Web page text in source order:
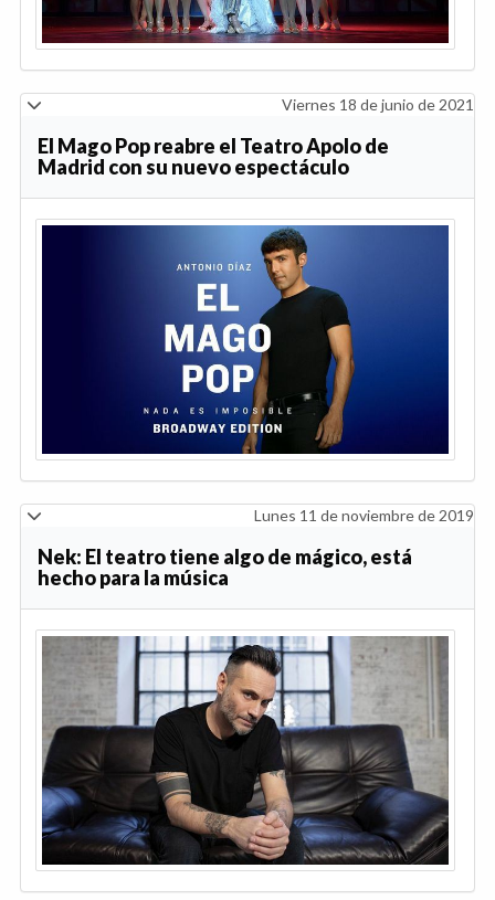
Viernes 18 de junio de 2021
El Mago Pop reabre el Teatro Apolo de
Madrid con su nuevo espectáculo
Lunes 11 de noviembre de 2019
Nek: El teatro tiene algo de mágico, está
hecho para la música